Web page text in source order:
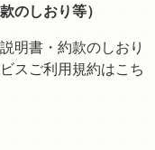
のしおり等）
明書・約款のしおり
スご利用規約はこち